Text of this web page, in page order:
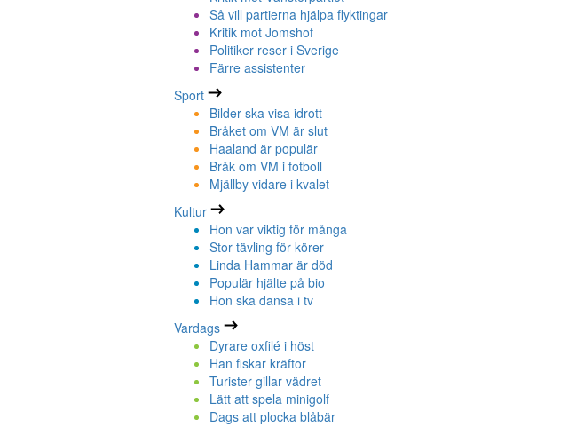
Så vill partierna hjälpa flyktingar
Kritik mot Jomshof
Politiker reser i Sverige
Färre assistenter
Sport
Bilder ska visa idrott
Bråket om VM är slut
Haaland är populär
Bråk om VM i fotboll
Mjällby vidare i kvalet
Kultur
Hon var viktig för många
Stor tävling för körer
Linda Hammar är död
Populär hjälte på bio
Hon ska dansa i tv
Vardags
Dyrare oxfilé i höst
Han fiskar kräftor
Turister gillar vädret
Lätt att spela minigolf
Dags att plocka blåbär